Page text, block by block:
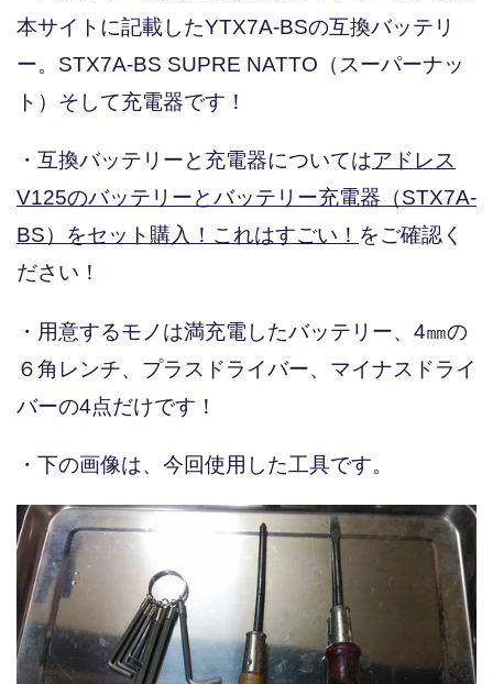
本サイトに記載したYTX7A-BSの互換バッテリ
ー。STX7A-BS SUPRE NATTO（スーパーナッ
ト）そして充電器です！
・互換バッテリーと充電器についてはアドレス
V125のバッテリーとバッテリー充電器（STX7A-
BS）をセット購入！これはすごい！ をご確認く
ださい！
・用意するモノは満充電したバッテリー、4㎜の
６角レンチ、プラスドライバー、マイナスドライ
バーの4点だけです！
・下の画像は、今回使用した工具です。